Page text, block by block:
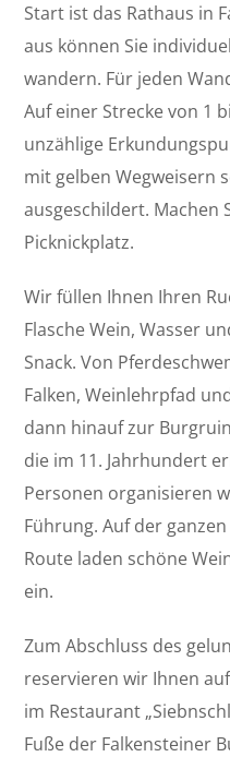
Start ist das Rathaus in
aus können Sie
wandern. Für jeden
Auf einer Strecke von 1
unzählige
mit gelben Wegweisern
ausgeschildert. Machen
Picknickplatz.
Wir füllen Ihnen Ihren
Flasche Wein, Wasser
Snack. Von
Falken, Weinlehrpfad
dann hinauf zur
die im 11. Jahrhundert
Personen organisieren
Führung. Auf der ganzen
Route laden schöne
ein.
Zum Abschluss des
reservieren wir Ihnen
im Restaurant
Fuße der Falkensteiner